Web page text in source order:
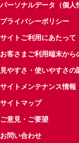
パーソナルデータ（個人
プライバシーポリシー
サイトご利用にあたって
お客さまご利用端末か
見やすさ・使いやすさの
サイトメンテナンス情報
サイトマップ
ご意見・ご要望
お問い合わせ